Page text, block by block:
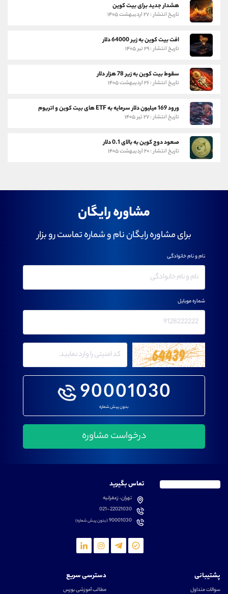
هشدار جدید برای بیت کوین
تاریخ انتشار : ۲۷ اردیبهشت ۱۴۰۵
افت بیت کوین به زیر 64000 دلار
تاریخ انتشار : ۲۹ تیر ۱۴۰۵
سقوط بیت کوین به زیر 78 هزار دلار
تاریخ انتشار : ۲۶ اردیبهشت ۱۴۰۵
ورود 169 میلیون دلار سرمایه به ETF های بیت کوین و اتریوم
تاریخ انتشار : ۲۷ تیر ۱۴۰۵
صعود دوج کوین به بالای 0.1 دلار
تاریخ انتشار : ۲۰ اردیبهشت ۱۴۰۵
مشاوره رایگان
برای مشاوره رایگان نام و شماره تماست رو بزار
90001030
بدون پیش شماره
نام و نام خانوادگی
شماره موبایل
تماس بگیرید
تهران، زعفرانیه
021-22021030
90001030(بدون پیش شماره)
پشتیبانی
سوالات متداول
دسترسی سریع
مطالب آموزشی بورس